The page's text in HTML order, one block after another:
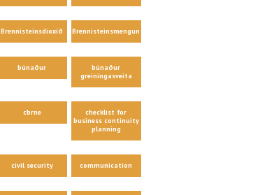
Brennisteinsdíoxíð Brennisteinsmengun
búnaður
búnaður
greiningasveita
cbrne
checklist for
business continuity
planning
civil security communication